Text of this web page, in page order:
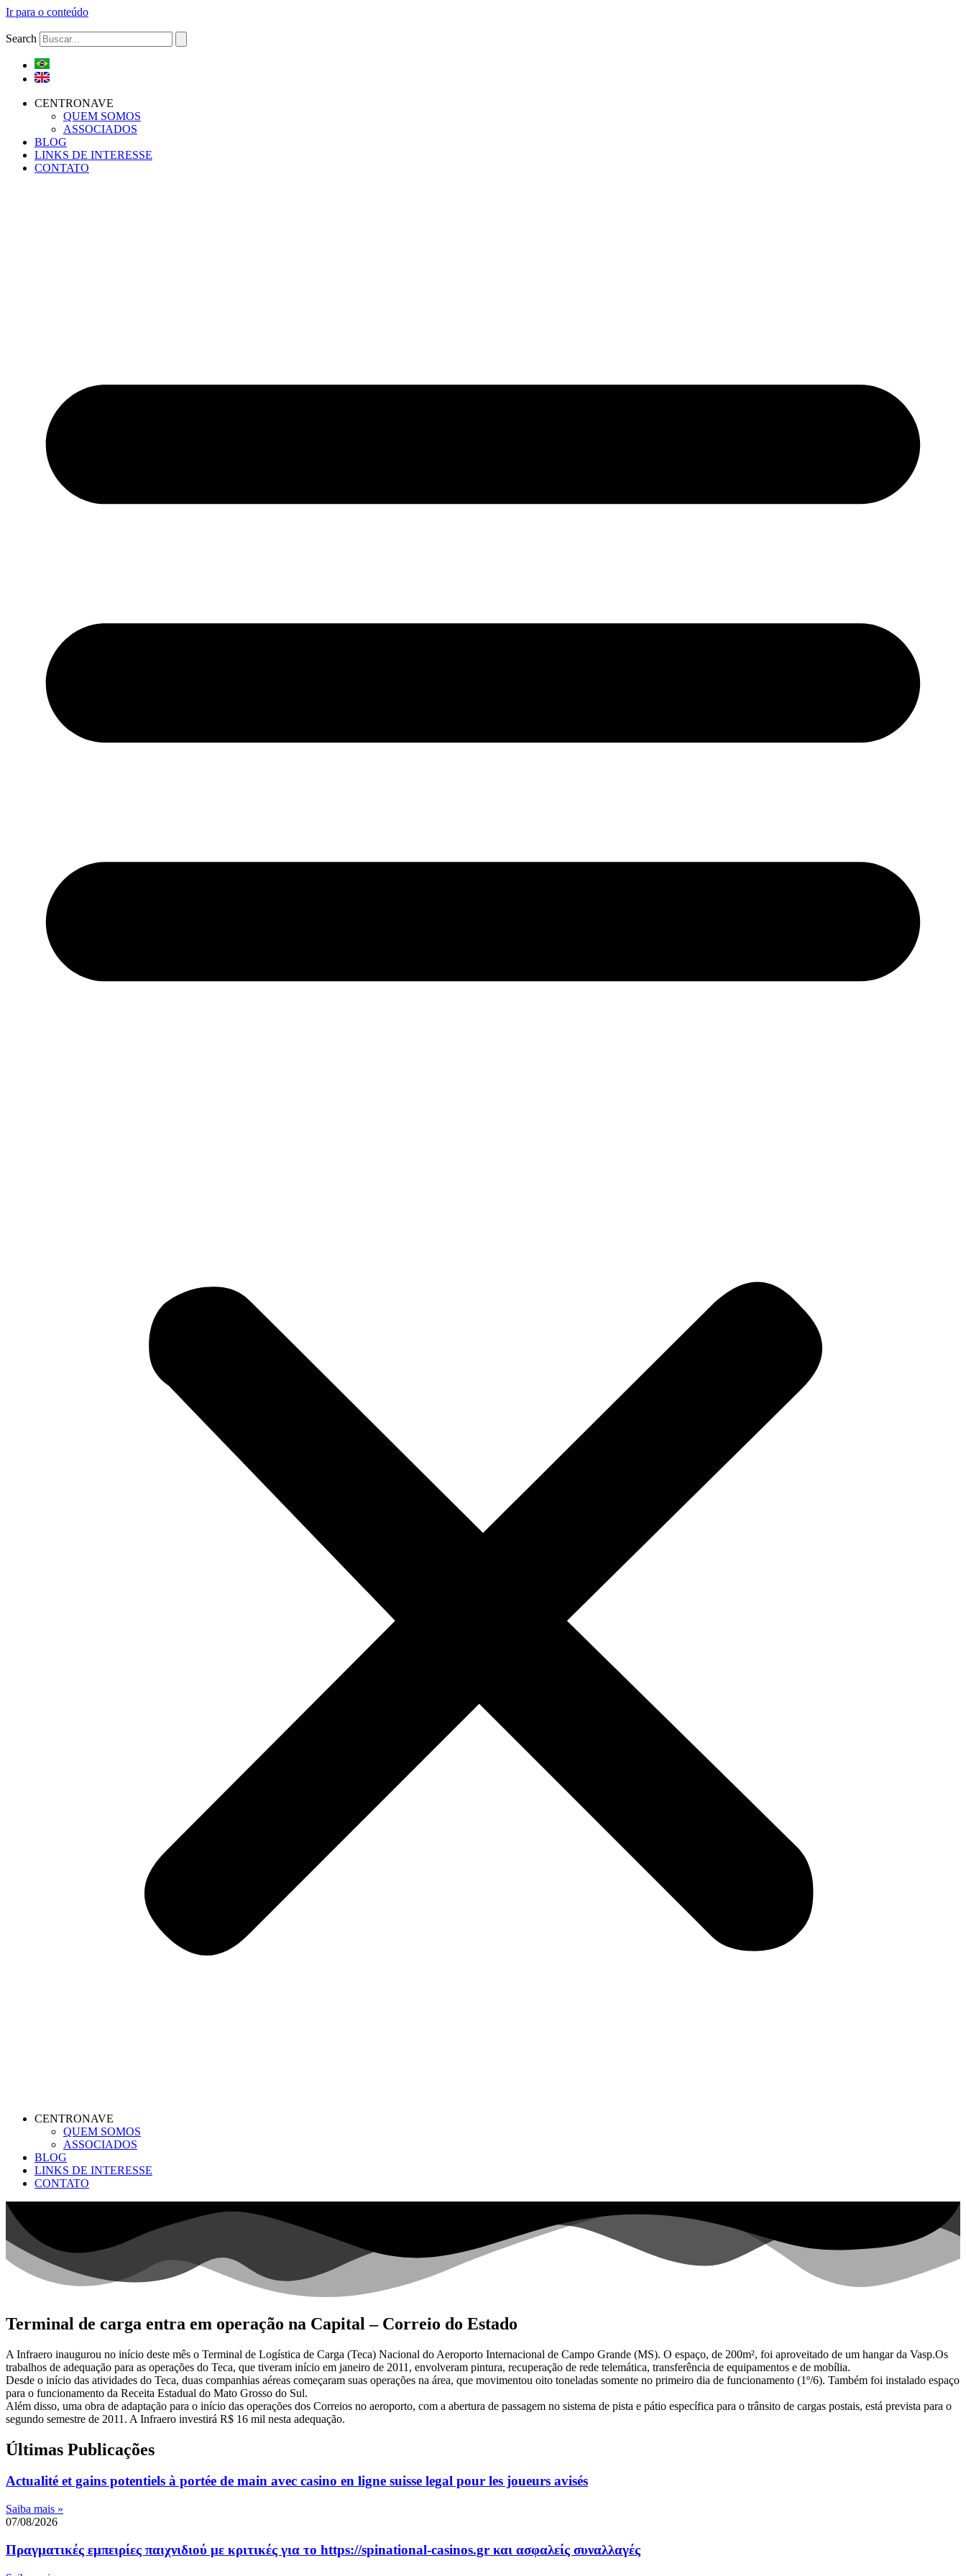
Ir para o conteúdo
Search
CENTRONAVE
QUEM SOMOS
ASSOCIADOS
BLOG
LINKS DE INTERESSE
CONTATO
CENTRONAVE
QUEM SOMOS
ASSOCIADOS
BLOG
LINKS DE INTERESSE
CONTATO
Terminal de carga entra em operação na Capital – Correio do Estado
A Infraero inaugurou no início deste mês o Terminal de Logística de Carga (Teca) Nacional do Aeroporto Internacional de Campo Grande (MS). O espaço, de 200m², foi aproveitado de um hangar da Vasp.Os
trabalhos de adequação para as operações do Teca, que tiveram início em janeiro de 2011, envolveram pintura, recuperação de rede telemática, transferência de equipamentos e de mobília.
Desde o início das atividades do Teca, duas companhias aéreas começaram suas operações na área, que movimentou oito toneladas somente no primeiro dia de funcionamento (1º/6). Também foi instalado espaço
para o funcionamento da Receita Estadual do Mato Grosso do Sul.
Além disso, uma obra de adaptação para o início das operações dos Correios no aeroporto, com a abertura de passagem no sistema de pista e pátio específica para o trânsito de cargas postais, está prevista para o
segundo semestre de 2011. A Infraero investirá R$ 16 mil nesta adequação.
Últimas Publicações
Actualité et gains potentiels à portée de main avec casino en ligne suisse legal pour les joueurs avisés
Saiba mais »
07/08/2026
Πραγματικές εμπειρίες παιχνιδιού με κριτικές για το https://spinational-casinos.gr και ασφαλείς συναλλαγές